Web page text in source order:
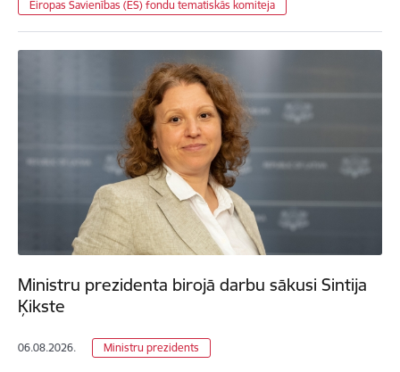
Eiropas Savienības (ES) fondu tematiskās komiteja
Ministru prezidenta birojā darbu sākusi Sintija
Ķikste
06.08.2026. Ministru prezidents